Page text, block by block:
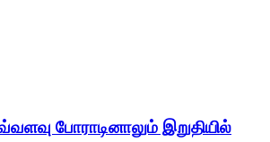
போராடினாலும் இறுதியில்